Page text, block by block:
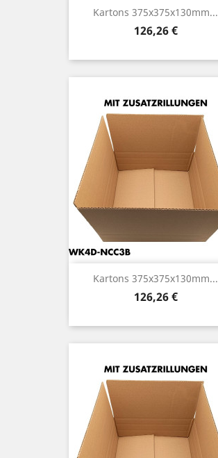
Kartons 375x375x130mm...
Preis
126,26 €
Kartons 375x375x130mm...
Preis
126,26 €